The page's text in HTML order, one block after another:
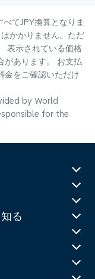
てJPY換算となりま
かかりません。ただ
表示されている価格
があります。 お支払
金をご確認いただけ
by World
for the
る